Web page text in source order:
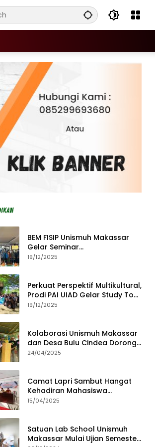
BEM FISIP Unismuh Makassar
Gelar Seminar
Keperempuanan, Bahas
19/12/2025
Perkuat Perspektif Multikultural,
Prodi PAI UIAD Gelar Study Tour
ke Kajang
19/12/2025
Kolaborasi Unismuh Makassar
dan Desa Bulu Cindea Dorong
Sentra Garam Industri
24/04/2025
Camat Lapri Sambut Hangat
Kehadiran Mahasiswa
PoltekMu
15/04/2025
Satuan Lab School Unismuh
Makassar Mulai Ujian Semester,